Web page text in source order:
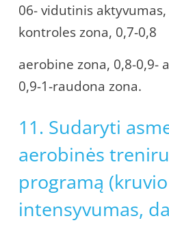
06- vidutinis
kontroles zona, 0,7-0,8
aerobine zona, 0,8-0,9-
0,9-1-raudona zona.
11. Sudaryti
aerobinės
programą
intensyvumas,